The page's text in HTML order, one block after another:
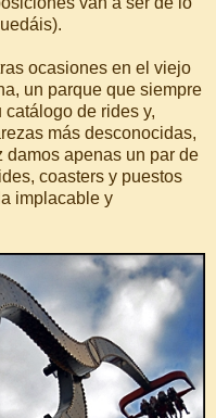
ocasiones en el viejo
un parque que siempre
de rides y,
más desconocidas,
apenas un par de
coasters y puestos
implacable y